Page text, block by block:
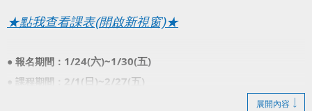
★點我查看課表(開啟新視窗)★
● 報名期間： 1/24(六)~1/30(五)
● 課程期間： 2/1(日)~2/27(五)
展開內容